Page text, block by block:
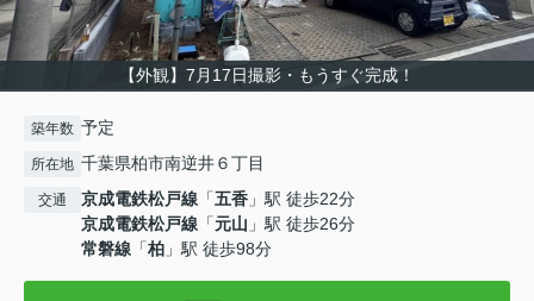
【外観】7月17日撮影・もうすぐ完成！
築年数 予定
所在地 千葉県柏市南逆井６丁目
交通 京成電鉄松戸線 「五香 」駅 徒歩22分
京成電鉄松戸線 「元山 」駅 徒歩26分
常磐線 「柏 」駅 徒歩98分